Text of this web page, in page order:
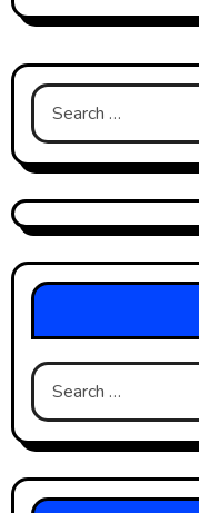
Search
for:
Search
for: